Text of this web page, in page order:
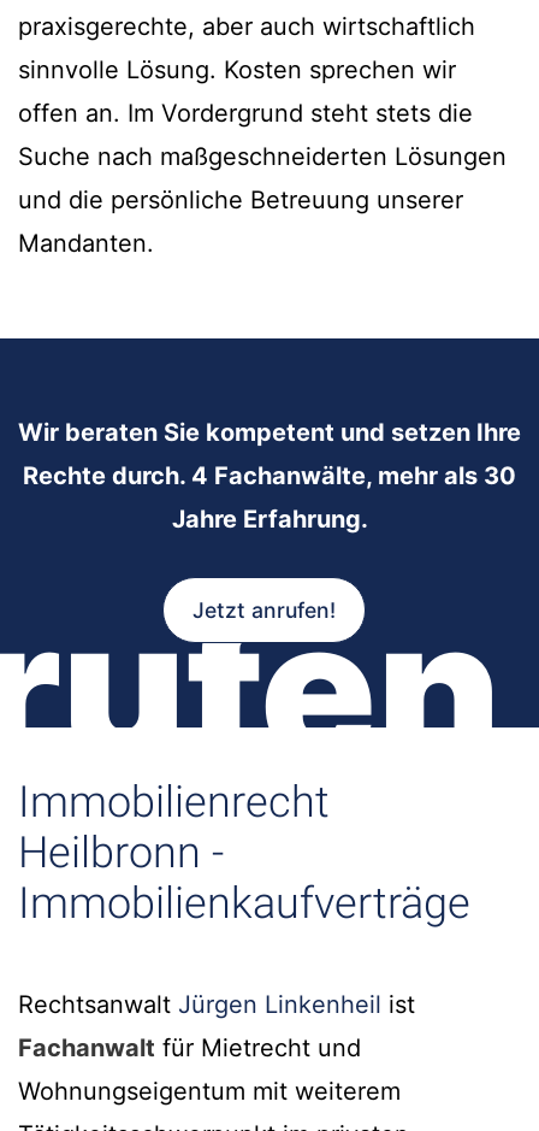
praxisgerechte, aber auch wirtschaftlich
sinnvolle Lösung. Kosten sprechen wir
offen an. Im Vordergrund steht stets die
Suche nach maßgeschneiderten Lösungen
und die persönliche Betreuung unserer
Mandanten.
Wir beraten Sie kompetent und setzen Ihre
Rechte durch. 4 Fachanwälte, mehr als 30
Jahre Erfahrung.
Jetzt anrufen!
Immobilienrecht
Heilbronn -
Immobilienkaufverträge
Rechtsanwalt Jürgen Linkenheil ist
Fachanwalt für Mietrecht und
Wohnungseigentum mit weiterem